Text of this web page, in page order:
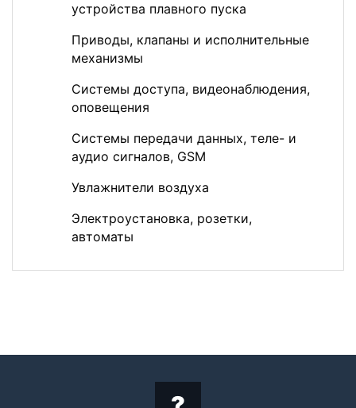
устройства плавного пуска
Приводы, клапаны и исполнительные
механизмы
Системы доступа, видеонаблюдения,
оповещения
Системы передачи данных, теле- и
аудио сигналов, GSM
Увлажнители воздуха
Электроустановка, розетки,
автоматы